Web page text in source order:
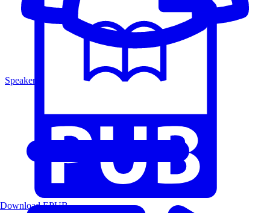
Speakers
Download EPUB